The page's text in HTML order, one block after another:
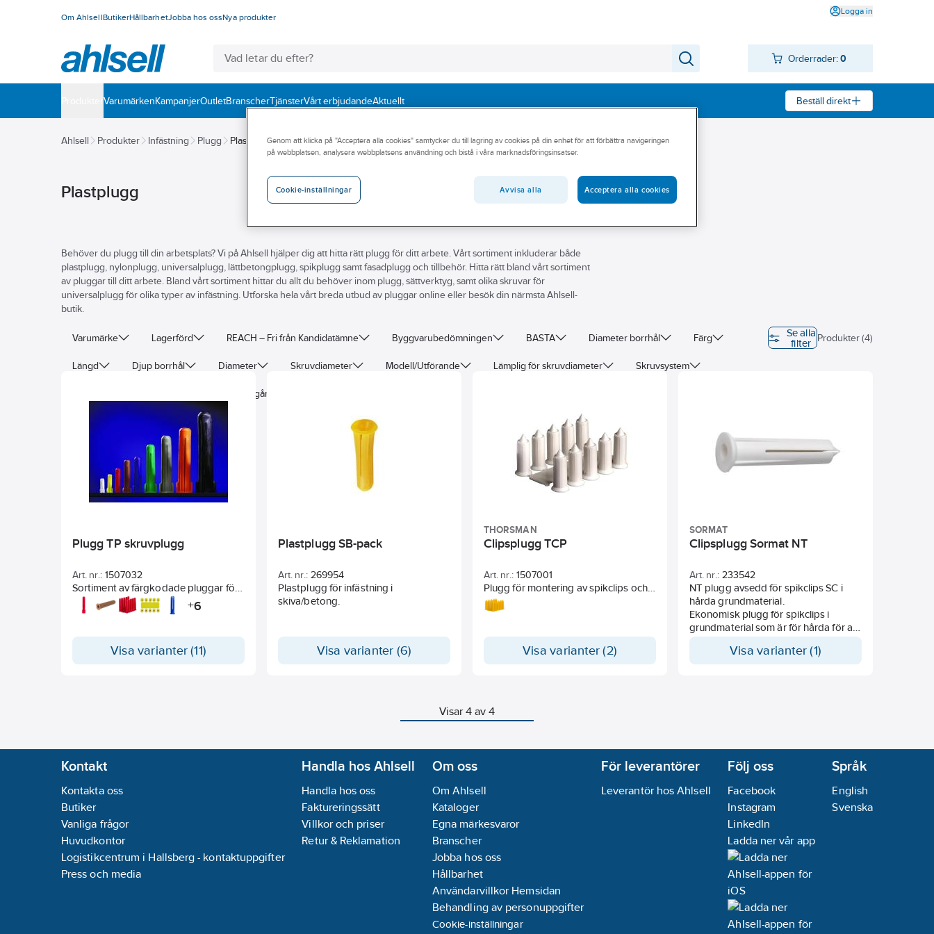
Om AhlsellButikerHållbarhetJobba hos ossNya produkter
Logga in
Orderrader: 0
VarumärkenKampanjerOutletBranscherTjänsterVårt erbjudandeAktuellt Beställ direkt
Ahlsell Produkter Infästning Plugg Plastplugg
Plastplugg
Behöver du plugg till din arbetsplats? Vi på Ahlsell hjälper dig att hitta rätt plugg för ditt arbete. Vårt sortiment inkluderar både
plastplugg, nylonplugg, universalplugg, lättbetongplugg, spikplugg samt fasadplugg och tillbehör. Hitta rätt bland vårt sortiment
av pluggar till ditt arbete. Bland vårt sortiment hittar du allt du behöver inom plugg, sättverktyg, samt olika skruvar för
universalplugg för olika typer av infästning. Utforska hela vårt breda utbud av pluggar online eller besök din närmsta Ahlsell-
butik.
Varumärke Lagerförd REACH – Fri från Kandidatämne Byggvarubedömningen BASTA Diameter borrhål Färg
Längd Djup borrhål Diameter Skruvdiameter Modell/Utförande Lämplig för skruvdiameter Skruvsystem
Skruv/Spik ingår
Se alla
filter
Produkter (4)
Plugg TP skruvplugg
Art. nr.: 1507032
Sortiment av färgkodade pluggar för
de flesta installationer. Använd ej
skruv med borr- eller spånbrytande
betong, sten,lättbetong, lättklinker,
+6
Visa varianter (11)
Plastplugg SB-pack
Art. nr.: 269954
Plastplugg för infästning i
skiva/betong.
Visa varianter (6)
THORSMAN
Clipsplugg TCP
Art. nr.: 1507001
Plugg för montering av spikclips och
spikklammer.För montering av TC-
clips och TKK spikklammer. Lämpligt
Tillverkad av slagtålig polystyren. Slås
Visa varianter (2)
SORMAT
Clipsplugg Sormat NT
Art. nr.: 233542
NT plugg avsedd för spikclips SC i
hårda grundmaterial.
Ekonomisk plugg för spikclips i
grundmaterial som är för hårda för att
förborrning. Borra ett 5 mm hål och
Visa varianter (1)
Visar 4 av 4
Kontakt
Kontakta oss
Butiker
Vanliga frågor
Huvudkontor
Logistikcentrum i Hallsberg - kontaktuppgifter
Press och media
Handla hos Ahlsell
Handla hos oss
Faktureringssätt
Villkor och priser
Retur & Reklamation
Om oss
Om Ahlsell
Kataloger
Egna märkesvaror
Branscher
Jobba hos oss
Hållbarhet
Användarvillkor Hemsidan
Behandling av personuppgifter
Cookie-inställningar
För leverantörer
Leverantör hos Ahlsell
Följ oss
Facebook
Instagram
LinkedIn
Ladda ner vår app
Språk
English
Svenska
Genom att klicka på "Acceptera alla cookies" samtycker du till lagring av cookies på din enhet för att förbättra navigeringen
på webbplatsen, analysera webbplatsens användning och bistå i våra marknadsföringsinsatser.
Cookie-inställningar Avvisa alla Acceptera alla cookies